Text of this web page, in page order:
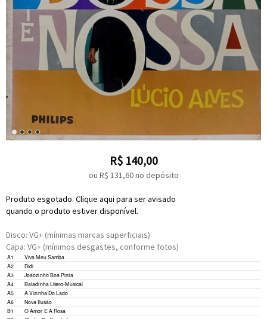
R$ 140,00
ou R$ 131,60no depósito
Produto esgotado. Clique aqui para ser avisado
quando o produto estiver disponível.
Disco: VG+ (mínimas marcas superficiais)
Capa: VG+ (mínimos desgastes, conforme fotos)
A1 Viva Meu Samba
Composed By –Billy Blanco
A2 DidiComposed By –
A3 Joãozinho Boa Pinta
Composed By –Geraldo Jacques
A4 Baladinha Litero-Musical
Composed By –Mário Lago
A5 A Vizinha Do Lado
Composed By –Dorival Caymmi
A6 Nova Ilusão
Composed By –
B1 O Amor E A Rosa
Composed By –Antônio Maria